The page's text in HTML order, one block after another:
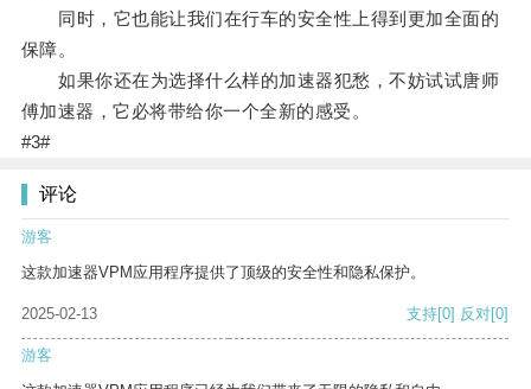
同时，它也能让我们在行车的安全性上得到更加全面的
保障。
如果你还在为选择什么样的加速器犯愁，不妨试试唐师
傅加速器，它必将带给你一个全新的感受。
#3#
评论
游客
这款加速器VPM应用程序提供了顶级的安全性和隐私保护。
2025-02-13 支持[0] 反对[0]
游客